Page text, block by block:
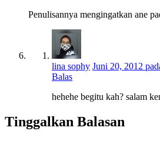
Penulisannya mengingatkan ane
lina sophy Juni 20, 2012
Balas
hehehe begitu kah? salam
Tinggalkan Balasan